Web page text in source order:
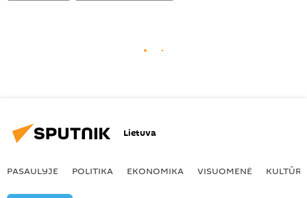
Lietuva
PASAULYJE POLITIKA EKONOMIKA VISUOMENĖ KULTŪRA